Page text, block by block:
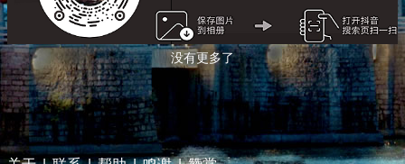
没有更多了